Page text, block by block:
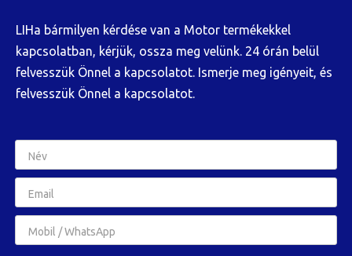
LIHa bármilyen kérdése van a Motor termékekkel
kapcsolatban, kérjük, ossza meg velünk. 24 órán belül
felvesszük Önnel a kapcsolatot. Ismerje meg igényeit, és
felvesszük Önnel a kapcsolatot.